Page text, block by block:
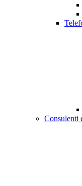
Consulenti